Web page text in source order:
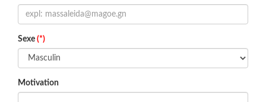
Sexe (*)
Motivation